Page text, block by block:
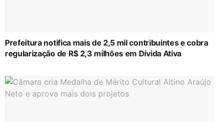
Prefeitura notifica mais de 2,5 mil contribuintes e cobra
regularização de R$ 2,3 milhões em Dívida Ativa